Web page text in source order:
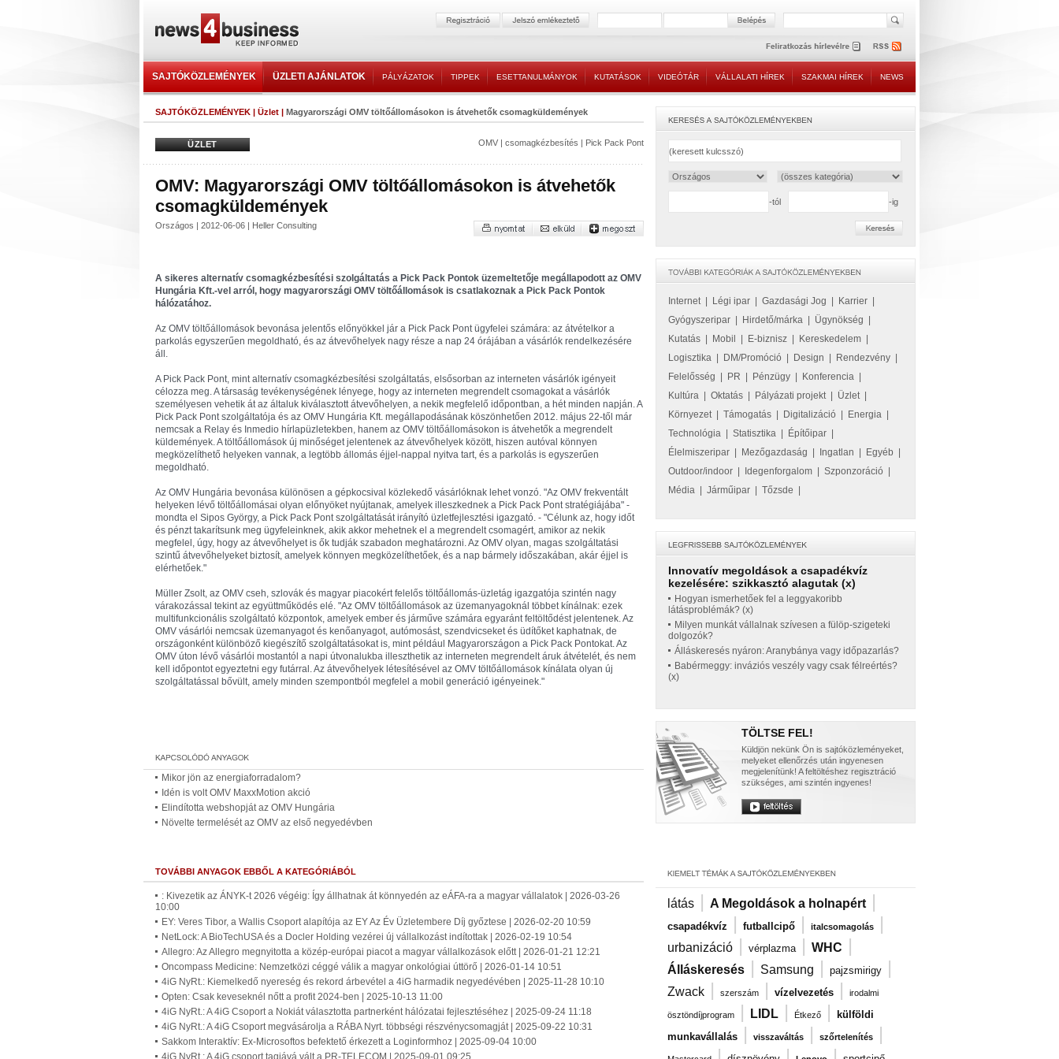
SAJTÓKÖZLEMÉNYEK ÜZLETI AJÁNLATOK PÁLYÁZATOK TIPPEK ESETTANULMÁNYOK KUTATÁSOK VIDEÓTÁR VÁLLALATI HÍREK SZAKMAI HÍREK NEWS
SAJTÓKÖZLEMÉNYEK | Üzlet | Magyarországi OMV töltőállomásokon is átvehetők csomagküldemények
ÜZLET OMV | csomagkézbesítés | Pick Pack Pont
OMV: Magyarországi OMV töltőállomásokon is átvehetők
csomagküldemények
Országos | 2012-06-06 | Heller Consulting
A sikeres alternatív csomagkézbesítési szolgáltatás a Pick Pack Pontok üzemeltetője megállapodott az OMV
Hungária Kft.-vel arról, hogy magyarországi OMV töltőállomások is csatlakoznak a Pick Pack Pontok
hálózatához.
Az OMV töltőállomások bevonása jelentős előnyökkel jár a Pick Pack Pont ügyfelei számára: az átvételkor a
parkolás egyszerűen megoldható, és az átvevőhelyek nagy része a nap 24 órájában a vásárlók rendelkezésére
áll.
A Pick Pack Pont, mint alternatív csomagkézbesítési szolgáltatás, elsősorban az interneten vásárlók igényeit
célozza meg. A társaság tevékenységének lényege, hogy az interneten megrendelt csomagokat a vásárlók
személyesen vehetik át az általuk kiválasztott átvevőhelyen, a nekik megfelelő időpontban, a hét minden napján. A
Pick Pack Pont szolgáltatója és az OMV Hungária Kft. megállapodásának köszönhetően 2012. május 22-től már
nemcsak a Relay és Inmedio hírlapüzletekben, hanem az OMV töltőállomásokon is átvehetők a megrendelt
küldemények. A töltőállomások új minőséget jelentenek az átvevőhelyek között, hiszen autóval könnyen
megközelíthető helyeken vannak, a legtöbb állomás éjjel-nappal nyitva tart, és a parkolás is egyszerűen
megoldható.
Az OMV Hungária bevonása különösen a gépkocsival közlekedő vásárlóknak lehet vonzó. "Az OMV frekventált
helyeken lévő töltőállomásai olyan előnyöket nyújtanak, amelyek illeszkednek a Pick Pack Pont stratégiájába" -
mondta el Sipos György, a Pick Pack Pont szolgáltatását irányító üzletfejlesztési igazgató. - "Célunk az, hogy időt
és pénzt takarítsunk meg ügyfeleinknek, akik akkor mehetnek el a megrendelt csomagért, amikor az nekik
megfelel, úgy, hogy az átvevőhelyet is ők tudják szabadon meghatározni. Az OMV olyan, magas szolgáltatási
szintű átvevőhelyeket biztosít, amelyek könnyen megközelíthetőek, és a nap bármely időszakában, akár éjjel is
elérhetőek."
Müller Zsolt, az OMV cseh, szlovák és magyar piacokért felelős töltőállomás-üzletág igazgatója szintén nagy
várakozással tekint az együttműködés elé. "Az OMV töltőállomások az üzemanyagoknál többet kínálnak: ezek
multifunkcionális szolgáltató központok, amelyek ember és járműve számára egyaránt feltöltődést jelentenek. Az
OMV vásárlói nemcsak üzemanyagot és kenőanyagot, autómosást, szendvicseket és üdítőket kaphatnak, de
országonként különböző kiegészítő szolgáltatásokat is, mint például Magyarországon a Pick Pack Pontokat. Az
OMV úton lévő vásárlói mostantól a napi útvonalukba illeszthetik az interneten megrendelt áruk átvételét, és nem
kell időpontot egyeztetni egy futárral. Az átvevőhelyek létesítésével az OMV töltőállomások kínálata olyan új
szolgáltatással bővült, amely minden szempontból megfelel a mobil generáció igényeinek."
Mikor jön az energiaforradalom?
Idén is volt OMV MaxxMotion akció
Elindította webshopját az OMV Hungária
Növelte termelését az OMV az első negyedévben
TOVÁBBI ANYAGOK EBBŐL A KATEGÓRIÁBÓL
: Kivezetik az ÁNYK-t 2026 végéig: Így állhatnak át könnyedén az eÁFA-ra a magyar vállalatok | 2026-03-26
10:00
EY: Veres Tibor, a Wallis Csoport alapítója az EY Az Év Üzletembere Díj győztese | 2026-02-20 10:59
NetLock: A BioTechUSA és a Docler Holding vezérei új vállalkozást indítottak | 2026-02-19 10:54
Allegro: Az Allegro megnyitotta a közép-európai piacot a magyar vállalkozások előtt | 2026-01-21 12:21
Oncompass Medicine: Nemzetközi céggé válik a magyar onkológiai úttörő | 2026-01-14 10:51
4iG NyRt.: Kiemelkedő nyereség és rekord árbevétel a 4iG harmadik negyedévében | 2025-11-28 10:10
Opten: Csak keveseknél nőtt a profit 2024-ben | 2025-10-13 11:00
4iG NyRt.: A 4iG Csoport a Nokiát választotta partnerként hálózatai fejlesztéséhez | 2025-09-24 11:18
4iG NyRt.: A 4iG Csoport megvásárolja a RÁBA Nyrt. többségi részvénycsomagját | 2025-09-22 10:31
Sakkom Interaktív: Ex-Microsoftos befektető érkezett a Loginformhoz | 2025-09-04 10:00
4iG NyRt.: A 4iG csoport tagjává vált a PR-TELECOM | 2025-09-01 09:25
-tól -ig
Internet| Légi ipar Gazdasági Jog Karrier
Gyógyszeripar
Hirdető/márka Ügynökség
Kutatás
Mobil E-biznisz Kereskedelem
Logisztika
DM/Promóció Design Rendezvény
Felelősség
PR Pénzügy Konferencia
Kultúra
Oktatás Pályázati projekt| Üzlet|
Környezet| Támogatás Digitalizáció Energia
Technológia
Statisztika Építőipar
Élelmiszeripar
Mezőgazdaság Ingatlan Egyéb
Outdoor/indoor
Idegenforgalom Szponzoráció
Média
Járműipar Tőzsde
Innovatív megoldások a csapadékvíz
kezelésére: szikkasztó alagutak (x)
Hogyan ismerhetőek fel a leggyakoribb
látásproblémák? (x)
Milyen munkát vállalnak szívesen a fülöp-szigeteki
dolgozók?
Álláskeresés nyáron: Aranybánya vagy időpazarlás?
Babérmeggy: inváziós veszély vagy csak félreértés?
(x)
TÖLTSE FEL!
Küldjön nekünk Ön is sajtóközleményeket,
melyeket ellenőrzés után ingyenesen
megjelenítünk! A feltöltéshez regisztráció
szükséges, ami szintén ingyenes!
látás | A Megoldások a holnapért |
csapadékvíz | futballcipő | italcsomagolás |
urbanizáció | vérplazma | WHC |
Álláskeresés | Samsung | pajzsmirigy |
Zwack | szerszám | vízelvezetés | irodalmi
ösztöndíjprogram | LIDL | Étkező |
külföldi
munkavállalás | visszaváltás | szőrtelenítés |